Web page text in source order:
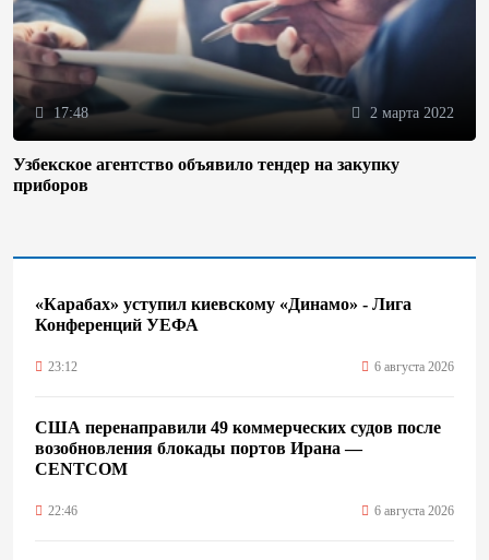
17:48 2 марта 2022
Узбекское агентство объявило тендер на закупку
приборов
«Карабах» уступил киевскому «Динамо» - Лига
Конференций УЕФА
23:12 6 августа 2026
США перенаправили 49 коммерческих судов после
возобновления блокады портов Ирана —
CENTCOM
22:46 6 августа 2026